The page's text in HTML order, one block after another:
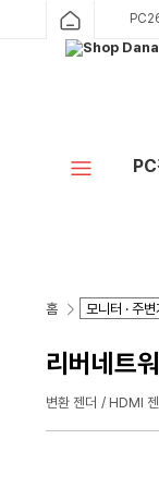
PC
홈
리버네트
변환 젠더 HDMI